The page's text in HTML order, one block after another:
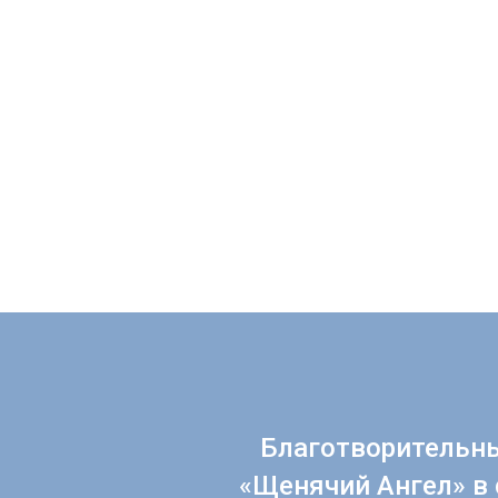
«Щенячий Ангел» в